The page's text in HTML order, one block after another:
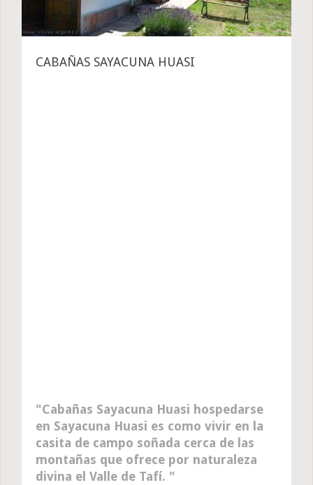
CABAÑAS SAYACUNA HUASI
Cabañas Sayacuna Huasi hospedarse
en Sayacuna Huasi es como vivir en la
casita de campo soñada cerca de las
montañas que ofrece por naturaleza
divina el Valle de Tafí.